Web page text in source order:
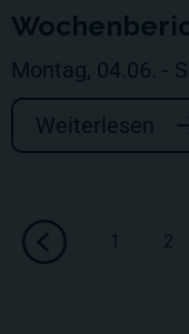
Montag, 04.06. -
Weiterlesen
1 2